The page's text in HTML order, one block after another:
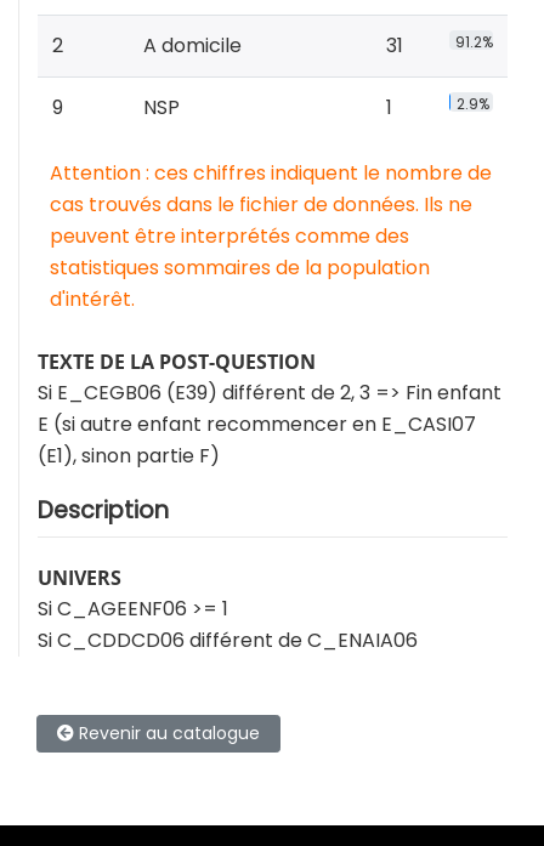
2 A domicile 31 91.2%
9 NSP 1 2.9%
Attention : ces chiffres indiquent le nombre de
cas trouvés dans le fichier de données. Ils ne
peuvent être interprétés comme des
statistiques sommaires de la population
d'intérêt.
TEXTE DE LA POST-QUESTION
Si E_CEGB06 (E39) différent de 2, 3 => Fin enfant
E (si autre enfant recommencer en E_CASI07
(E1), sinon partie F)
Description
UNIVERS
Si C_AGEENF06 >= 1
Si C_CDDCD06 différent de C_ENAIA06
Revenir au catalogue